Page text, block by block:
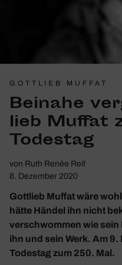
GOTTLIEB MUFFAT
Beinahe
lieb Muffat
Todestag
von Ruth Renée Reif
8. Dezember 2020
Gottlieb Muffat wäre
hätte Händel ihn nicht
verschwommen wie sein
ihn und sein Werk. Am
Todestag zum 250. Mal.